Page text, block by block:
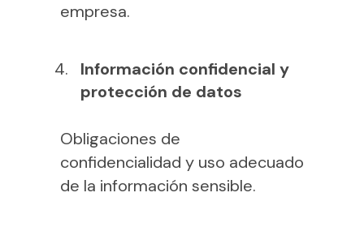
empresa.
Información confidencial y
protección de datos
Obligaciones de
confidencialidad y uso adecuado
de la información sensible.